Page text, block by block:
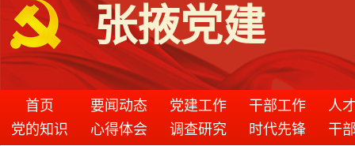
张掖党建
首页 要闻动态 党建工作 干部工作
人
党的知识
心得体会 调查研究 时代先锋 干